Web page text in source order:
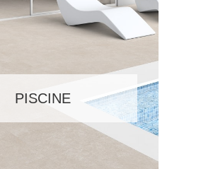
PISCINE